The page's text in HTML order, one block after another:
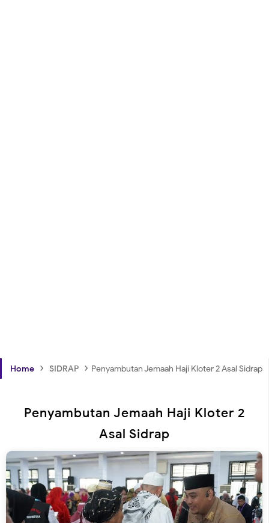
Home › SIDRAP › Penyambutan Jemaah Haji Kloter 2 Asal Sidrap
Penyambutan Jemaah Haji Kloter 2
Asal Sidrap